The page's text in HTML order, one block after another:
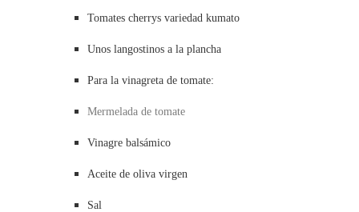
Tomates cherrys variedad kumato
Unos langostinos a la plancha
Para la vinagreta de tomate:
Mermelada de tomate
Vinagre balsámico
Aceite de oliva virgen
Sal